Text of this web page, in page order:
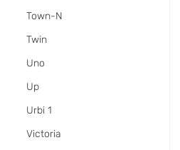
Town-N
Twin
Uno
Up
Urbi 1
Victoria